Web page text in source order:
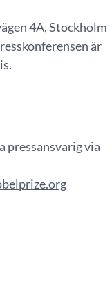
4A, Stockholm
är
pressansvarig via